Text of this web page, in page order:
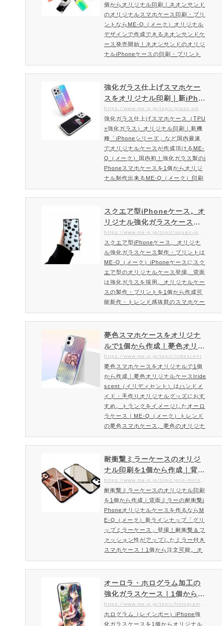
点風合いが異なります。天然木を…
ならME-Q（メーク）
個からオリジナル印刷｜ネオンサンド
のオリジナルスマホケース印刷・プリ
ントならME-Q（メーク）オリジナル
デザインで作成できるネオンサンドケ
ース発売開始！ネオンサンドのオリジ
ナルiPhoneケースの印刷・プリント
ならME-QME-Qでは話題のネオンサ
ンド使用したオリジナルケースを発売
開始致しました。名入れだけではなく
写真やイラストなど自由にレイアウト
できるのはME-Qならでは。ネオンサ
方法・料金はこちら最旬のネオンサン
ドiPhoneケースの特徴SNS映えに
話…
強化ガラス仕上げスマホケー
スをオリジナル印刷｜新iPho
neなど国内最速で作成できる
ME-Q（メーク）
強化ガラス仕上げスマホケース（TPU
×強化ガラス）オリジナル印刷｜新機
種「iPhoneシリーズ」など国内最速
でオリジナルケースが作成頂けるME-
Q（メーク）国内初！強化ガラス製のi
Phoneスマホケースを1個からオリジ
ナル制作出来るME-Q（メーク）印刷
面を強化ガラスの光沢感に！TPU×強
化ガラスのスマホケースオリジナル印
刷国産強化ガラスの品質、光沢感は本
物！強化ガラスケースとしてもクオリ
ティがどこよりも高い仕上げの高級感
よって光の当たり方が高級感ある表情
を楽しめるスマホケースです。国内…
スクエア型iPhoneケース。オ
リジナル強化ガラスケース製
作・プリント｜1個から格安！
オリジナルのスクエアiPhone
ケース作成ならME-Q（メー
ク）
スクエア型iPhoneケース。オリジナ
ル強化ガラスケース製作・プリントは
ME-Q（メーク）iPhoneケースにスク
エア型のオリジナルケース登場。背面
は強化ガラスを採用。オリジナルケー
スの製作・プリントを1個から作成可
能新作・トレンド感抜群のスマホケー
スiPhoneスクエアタイプのスマホケ
ースを格安作成丸みがない四角いスク
エア型のiPhoneケース。よりスマー
トでシンプルなプロダクトです。印刷
面である背面は強化ガラス仕様となっ
なっています。スクエア型iPhoneケ
ースを作成・注文ご注文方法・料金…
夢色スマホケースをオリジナ
ルで1個から作成｜夢色オリジ
ナルケースIridescent（イリ
ディセント）はハンドメイ
ド・手作りオリジナルグッズ
におすすめ。トランクをイメ
ージしたオーロラケース｜ME
-Q（メーク）
https://www.me-q.jp/topic/iridescent
夢色スマホケースをオリジナルで1個
から作成｜夢色オリジナルケースIride
scent（イリディセント）はハンドメ
イド・手作りオリジナルグッズにおす
すめ。トランクをイメージしたオーロ
ラケース｜ME-Q（メーク）トレンド
の夢色スマホケース。夢色のオリジナ
ルケースを作りたい方はお勧め。ファ
ッション性と柔軟性が高いオーロラ・
グラデーションケース「Iridescent」
登場！Iridescentは1個からオリジナ
ルで作成・印刷可能です。おしゃれな
ナルで作れる「Iridescent」登場！も
ちろん1個から作成可能。ス…
耐衝撃ミラーケースのオリジ
ナル印刷を1個から作成｜背面
ミラーの耐衝撃iPhoneオリジ
ナルケースを作るならME-Q
（メーク）
耐衝撃ミラーケースのオリジナル印刷
を1個から作成｜背面ミラーの耐衝撃i
Phoneオリジナルケースを作るならM
E-Q（メーク）新ラインナップ「グリ
ップミラーケース」登場！耐衝撃＆フ
ァッション性がアップしたミラー付き
スマホケース！1個から注文可能。オ
リジナル印刷が可能なトレンドと機能
性を取り入れたミラーケースをお届け
致します。トレンドを取り入れファッ
ション性がアップしたミラーケースの
新ラインナップ登場！実用性も非常に
製ミラーと側面のTPU製の耐衝撃設計
オーロラ・ホログラム加工の
強化ガラスケース｜1個からご
注文可能。ホログラム加工を
した強化ガラスのスマホケー
ホログラム（レインボー）iPhone強
化ガラスケースを1個からオリジナル